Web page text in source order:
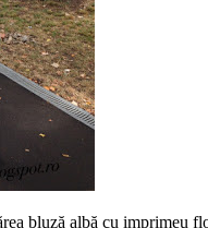
bluză albă cu imprimeu